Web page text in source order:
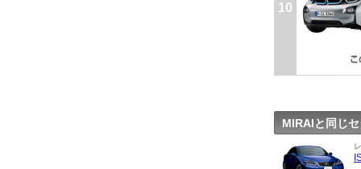
10
MIRAIと同じ